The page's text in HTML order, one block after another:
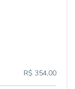
R$ 354,00